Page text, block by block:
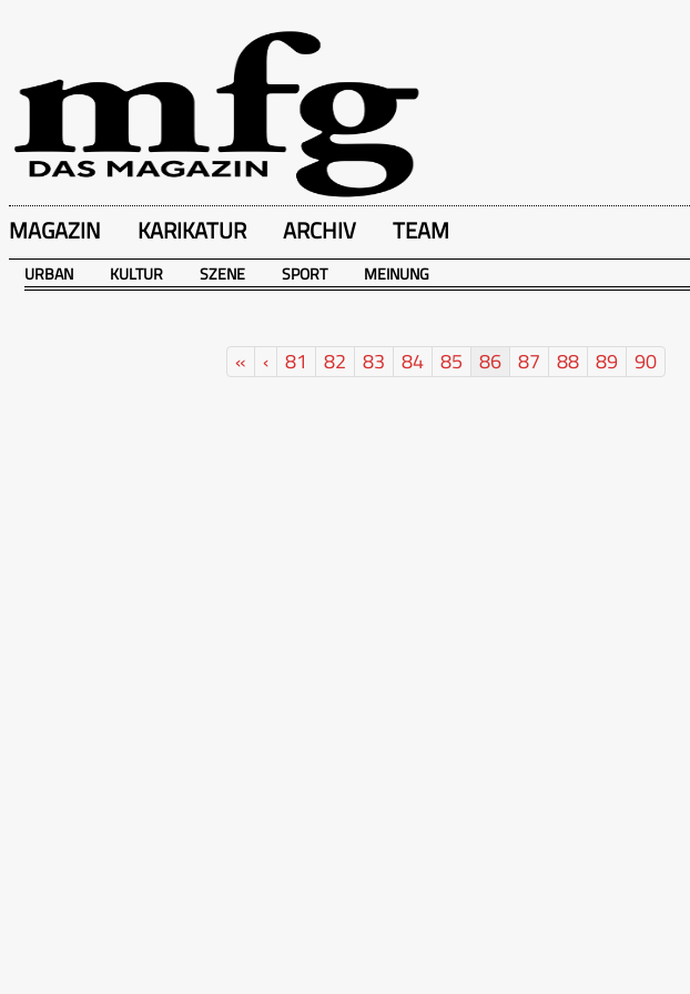
MAGAZIN KARIKATUR ARCHIV TEAM
URBAN KULTUR SZENE SPORT MEINUNG
« ‹ 81 82 83 84 85 86 87 88 89 90